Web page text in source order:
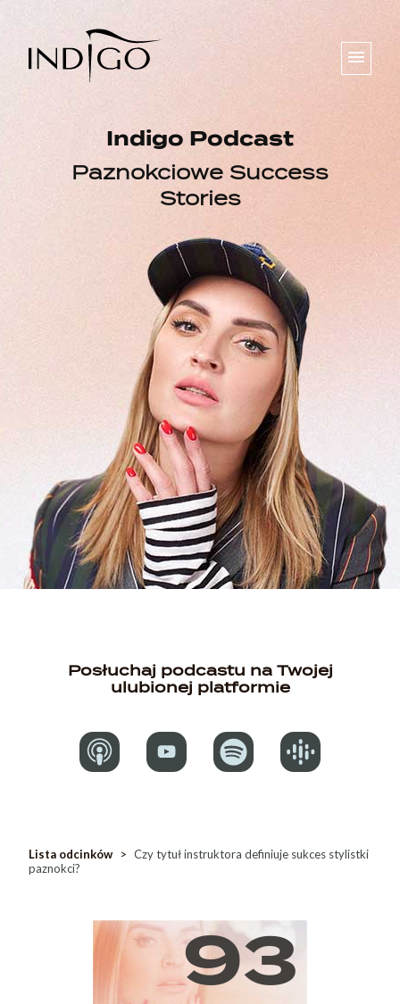
menu
Indigo Podcast
Paznokciowe Success
Stories
Posłuchaj podcastu na Twojej
ulubionej platformie
Lista odcinków > Czy tytuł instruktora definiuje sukces stylistki
paznokci?
93